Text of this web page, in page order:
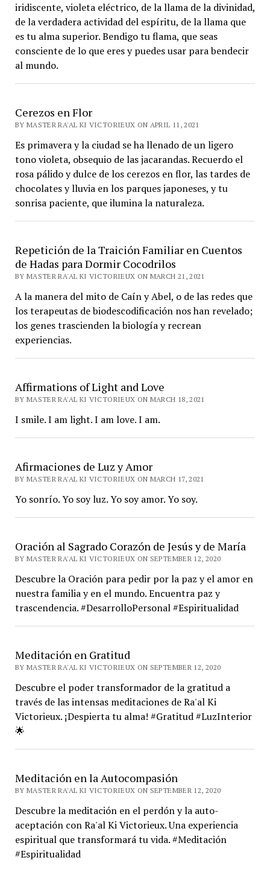
iridiscente, violeta eléctrico, de la llama de la divinidad,
de la verdadera actividad del espíritu, de la llama que
es tu alma superior. Bendigo tu flama, que seas
consciente de lo que eres y puedes usar para bendecir
al mundo.
Cerezos en Flor
BY MASTER RA'AL KI VICTORIEUX ON APRIL 11, 2021
Es primavera y la ciudad se ha llenado de un ligero
tono violeta, obsequio de las jacarandas. Recuerdo el
rosa pálido y dulce de los cerezos en flor, las tardes de
chocolates y lluvia en los parques japoneses, y tu
sonrisa paciente, que ilumina la naturaleza.
Repetición de la Traición Familiar en Cuentos
de Hadas para Dormir Cocodrilos
BY MASTER RA'AL KI VICTORIEUX ON MARCH 21, 2021
A la manera del mito de Caín y Abel, o de las redes que
los terapeutas de biodescodificación nos han revelado;
los genes trascienden la biología y recrean
experiencias.
Affirmations of Light and Love
BY MASTER RA'AL KI VICTORIEUX ON MARCH 18, 2021
I smile. I am light. I am love. I am.
Afirmaciones de Luz y Amor
BY MASTER RA'AL KI VICTORIEUX ON MARCH 17, 2021
Yo sonrío. Yo soy luz. Yo soy amor. Yo soy.
Oración al Sagrado Corazón de Jesús y de María
BY MASTER RA'AL KI VICTORIEUX ON SEPTEMBER 12, 2020
Descubre la Oración para pedir por la paz y el amor en
nuestra familia y en el mundo. Encuentra paz y
trascendencia. #DesarrolloPersonal #Espiritualidad
Meditación en Gratitud
BY MASTER RA'AL KI VICTORIEUX ON SEPTEMBER 12, 2020
Descubre el poder transformador de la gratitud a
través de las intensas meditaciones de Ra'al Ki
Victorieux. ¡Despierta tu alma! #Gratitud #LuzInterior
🌟
Meditación en la Autocompasión
BY MASTER RA'AL KI VICTORIEUX ON SEPTEMBER 12, 2020
Descubre la meditación en el perdón y la auto-
aceptación con Ra'al Ki Victorieux. Una experiencia
espiritual que transformará tu vida. #Meditación
#Espiritualidad